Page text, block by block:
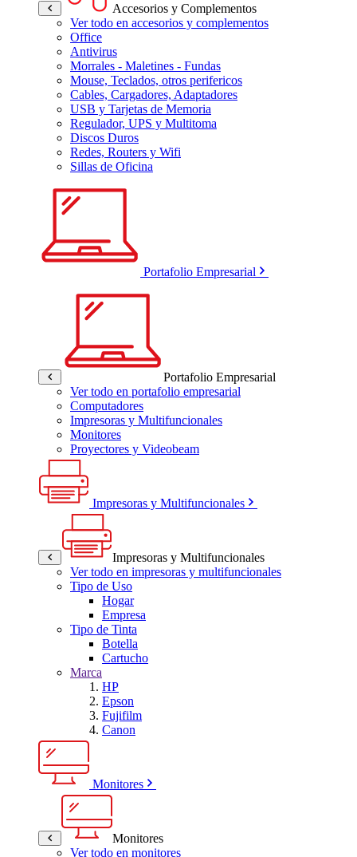
Accesorios y Complementos
Ver todo en accesorios y complementos
Office
Antivirus
Morrales - Maletines - Fundas
Mouse, Teclados, otros perifericos
Cables, Cargadores, Adaptadores
USB y Tarjetas de Memoria
Regulador, UPS y Multitoma
Discos Duros
Redes, Routers y Wifi
Sillas de Oficina
Portafolio Empresarial
Portafolio Empresarial
Ver todo en portafolio empresarial
Computadores
Impresoras y Multifuncionales
Monitores
Proyectores y Videobeam
Impresoras y Multifuncionales
Impresoras y Multifuncionales
Ver todo en impresoras y multifuncionales
Tipo de Uso
Hogar
Empresa
Tipo de Tinta
Botella
Cartucho
Marca
HP
Epson
Fujifilm
Canon
Monitores
Monitores
Ver todo en monitores